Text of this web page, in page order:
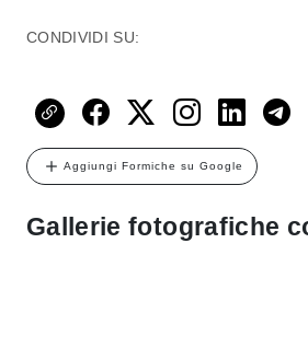
CONDIVIDI SU:
Aggiungi Formiche su Google
Gallerie fotografiche